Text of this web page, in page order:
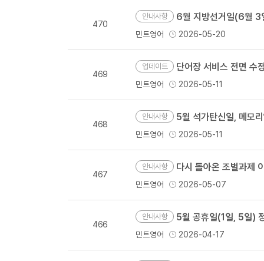
470
안내사항 6월 지방선거일(6월 3일
민트영어 2026-05-20
469
업데이트 단어장 서비스 전면 수
민트영어 2026-05-11
468
안내사항 5월 석가탄신일, 메모
민트영어 2026-05-11
467
안내사항 다시 돌아온 조별과제
민트영어 2026-05-07
466
안내사항 5월 공휴일(1일, 5일)
민트영어 2026-04-17